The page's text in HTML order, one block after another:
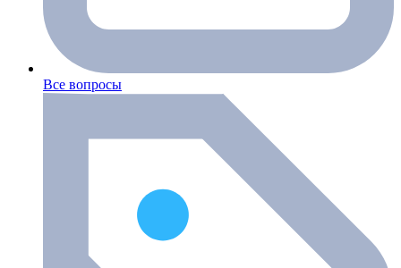
Все вопросы